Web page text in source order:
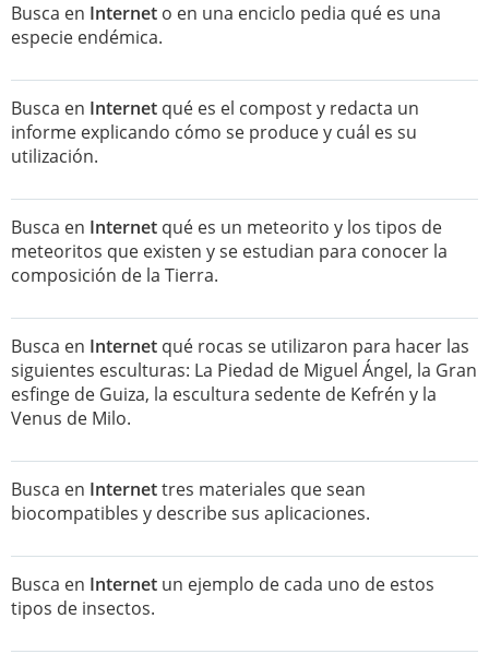
Busca en Internet o en una enciclo pedia qué es una
especie endémica.
Busca en Internet qué es el compost y redacta un
informe explicando cómo se produce y cuál es su
utilización.
Busca en Internet qué es un meteorito y los tipos de
meteoritos que existen y se estudian para conocer la
composición de la Tierra.
Busca en Internet qué rocas se utilizaron para hacer las
siguientes esculturas: La Piedad de Miguel Ángel, la Gran
esfinge de Guiza, la escultura sedente de Kefrén y la
Venus de Milo.
Busca en Internettres materiales que sean
biocompatibles y describe sus aplicaciones.
Busca en Internet un ejemplo de cada uno de estos
tipos de insectos.